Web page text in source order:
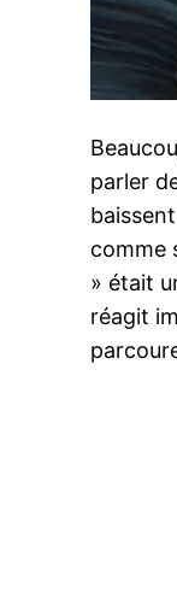
parler
comme
» était
réagit